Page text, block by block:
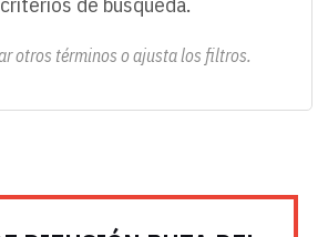
otros términos o ajusta los filtros.